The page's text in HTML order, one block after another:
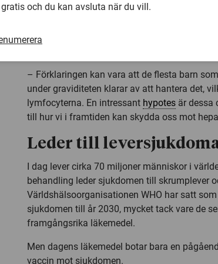
främmande ämnet.
– Förklaringen kan vara att de flesta barn
under graviditeten klarar av att hantera det,
lymfocyterna. En intressant hypotes är dessa
till hur vi i framtiden kan skydda oss mot
Leder till
I dag lever cirka 70 miljoner människor i
behandling leder sjukdomen till skrumplever
Världshälsoorganisationen WHO har satt
sjukdomen till år 2030, mycket tack vare de
framgångsrika läkemedel.
Men dagens läkemedel botar bara en
vaccin mot sjukdomen.
gratis och du kan avsluta när du vill.